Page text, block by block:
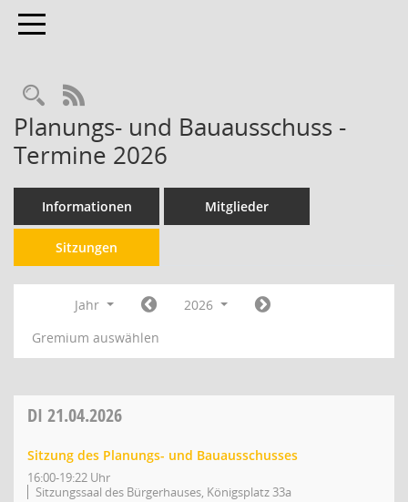
Toggle navigation
RSS-Feed
Planungs- und Bauausschuss -
Termine 2026
Informationen Mitglieder
Sitzungen
Jahr
2026
Gremium auswählen
DI 21.04.2026
Sitzung des Planungs- und Bauausschusses
16:00-19:22 Uhr
Sitzungssaal des Bürgerhauses, Königsplatz 33a